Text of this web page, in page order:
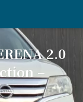
2.0
–